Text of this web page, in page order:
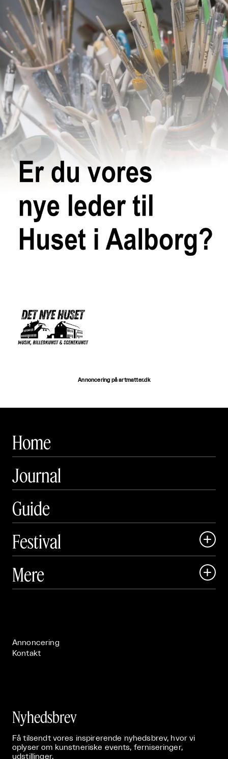
Annoncering på artmatter.dk
Home
Journal
Guide
Festival

 Art Matter Festival
Mere 
Annoncering
Kontakt
Nyhedsbrev
Få tilsendt vores inspirerende nyhedsbrev, hvor vi
oplyser om kunstneriske events, ferniseringer,
udstillinger.